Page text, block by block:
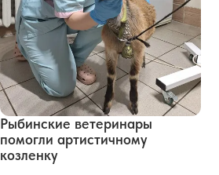
Рыбинские ветеринары
помогли артистичному
козленку